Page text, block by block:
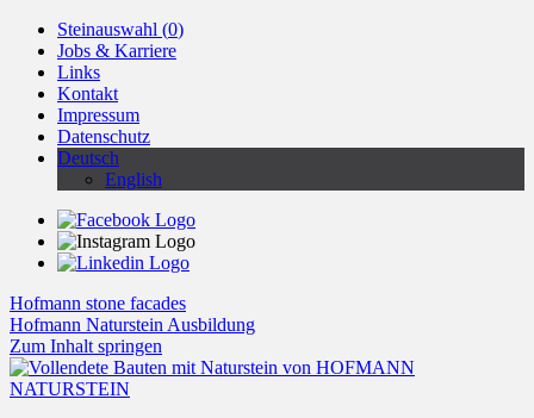
Steinauswahl (0)
Jobs & Karriere
Links
Kontakt
Impressum
Datenschutz
Deutsch
English
Hofmann stone facades
Hofmann Naturstein Ausbildung
Zum Inhalt springen